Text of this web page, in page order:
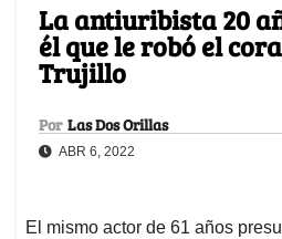
La antiuribista 20
él que le robó el
Trujillo
Por Las Dos Orillas
ABR 6, 2022
El mismo actor de 61 años